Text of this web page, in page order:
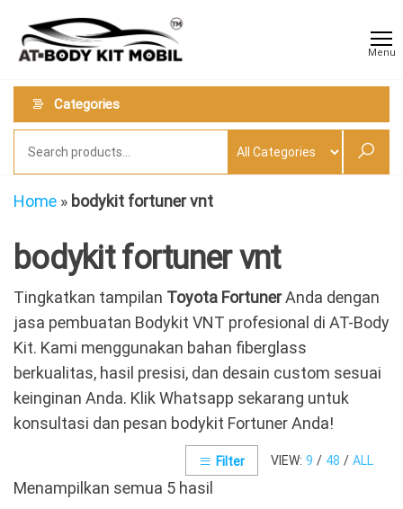
the
content
Kit
Mobil
Menu
Categories
Home » bodykit fortuner vnt
bodykit fortuner vnt
Tingkatkan tampilan Toyota FortunerAnda dengan
jasa pembuatan Bodykit VNT profesional di AT-Body
Kit. Kami menggunakan bahan fiberglass
berkualitas, hasil presisi, dan desain custom sesuai
keinginan Anda. Klik Whatsapp sekarang untuk
konsultasi dan pesan bodykit Fortuner Anda!
VIEW: 9 / 48 / ALL
Filter
Menampilkan semua 5 hasil